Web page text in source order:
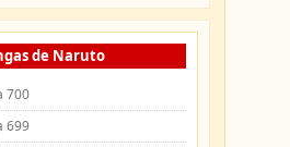
de Naruto
700
699